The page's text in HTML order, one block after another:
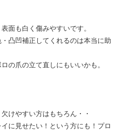
面も白く傷みやすいです。
凸凹補正してくれるのは本当に助
の爪の立て直しにもいいかも。
けやすい方はもちろん・・
に見せたい！という方にも！プロ